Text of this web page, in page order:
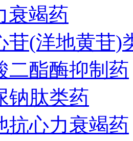
衰竭药
苷(洋地黄苷)
二酯酶抑制药
钠肽类药
抗心力衰竭药